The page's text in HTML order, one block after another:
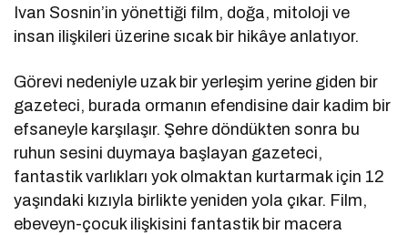
Ivan Sosnin’in yönettiği film, doğa, mitoloji ve
insan ilişkileri üzerine sıcak bir hikâye anlatıyor.
Görevi nedeniyle uzak bir yerleşim yerine giden bir
gazeteci, burada ormanın efendisine dair kadim bir
efsaneyle karşılaşır. Şehre döndükten sonra bu
ruhun sesini duymaya başlayan gazeteci,
fantastik varlıkları yok olmaktan kurtarmak için 12
yaşındaki kızıyla birlikte yeniden yola çıkar. Film,
ebeveyn-çocuk ilişkisini fantastik bir macera